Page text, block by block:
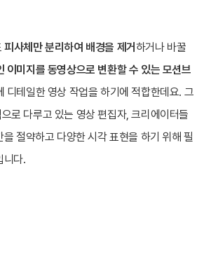
피사체만 분리하여 배경을 제거하거나 바꿀
이미지를 동영상으로 변환할 수 있는 모션브
디테일한 영상 작업을 하기에 적합한데요. 그
으로 다루고 있는 영상 편집자, 크리에이터들
절약하고 다양한 시각 표현을 하기 위해 필
니다.